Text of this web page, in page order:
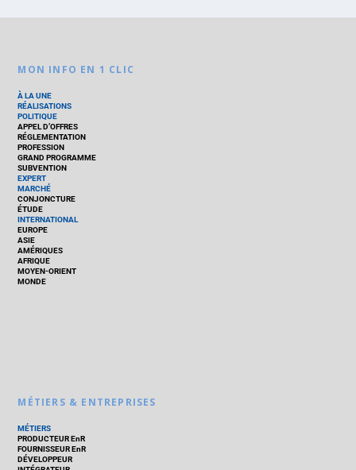
MON INFO EN 1 CLIC
À LA UNE
RÉALISATIONS
POLITIQUE
APPEL D’OFFRES
RÉGLEMENTATION
PROFESSION
GRAND PROGRAMME
SUBVENTION
EXPERT
MARCHÉ
CONJONCTURE
ÉTUDE
INTERNATIONAL
EUROPE
ASIE
AMÉRIQUES
AFRIQUE
MOYEN-ORIENT
MONDE
MÉTIERS & ENTREPRISES
MÉTIERS
PRODUCTEUR EnR
FOURNISSEUR EnR
DÉVELOPPEUR